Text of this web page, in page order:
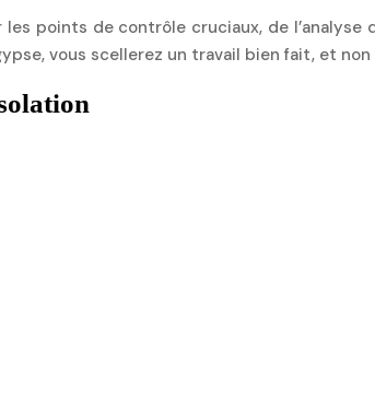
points de contrôle cruciaux, de
vous scellerez un travail bien fait, et